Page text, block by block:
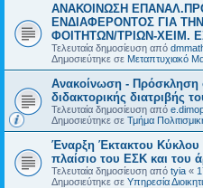
ΑΝΑΚΟΙΝΩΣΗ
ΕΝΔΙΑΦΕΡΟΝΤΟΣ ΓΙΑ
ΦΟΙΤΗΤΩΝ/ΤΡΙΩΝ-ΧΕΙΜ.
Τελευταία δημοσίευση από
Δημοσιεύτηκε σε Μεταπτυχιακό
Ανακοίνωση - Πρόσκληση
διδακτορικής
Τελευταία δημοσίευση από
Δημοσιεύτηκε σε Τμήμα
Έναρξη Έκτακτου Κύκλου
πλαίσιο του ΕΣΚ και του
Τελευταία δημοσίευση από tyia «
Δημοσιεύτηκε σε Υπηρεσία